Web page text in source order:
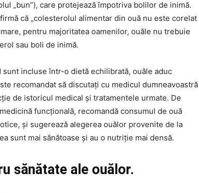
„bun”), care protejează împotriva bolilor de inimă.
că „colesterolul alimentar din ouă nu este corelat
pentru majoritatea oamenilor, ouăle nu trebuie
sau boli de inimă.
incluse într-o dietă echilibrată, ouăle aduc
recomandat să discutați cu medicul dumneavoastră
de istoricul medical și tratamentele urmate. De
funcțională, recomandă consumul de ouă
și sugerează alegerea ouălor provenite de la
sunt mai sănătoase și au o nutriție mai densă.
sănătate ale ouălor.